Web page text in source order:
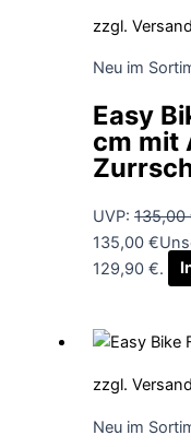
zzgl.
Neu im
Easy
cm mit
UVP: 135,00
135,00 €
129,90 €.
zzgl.
Neu im